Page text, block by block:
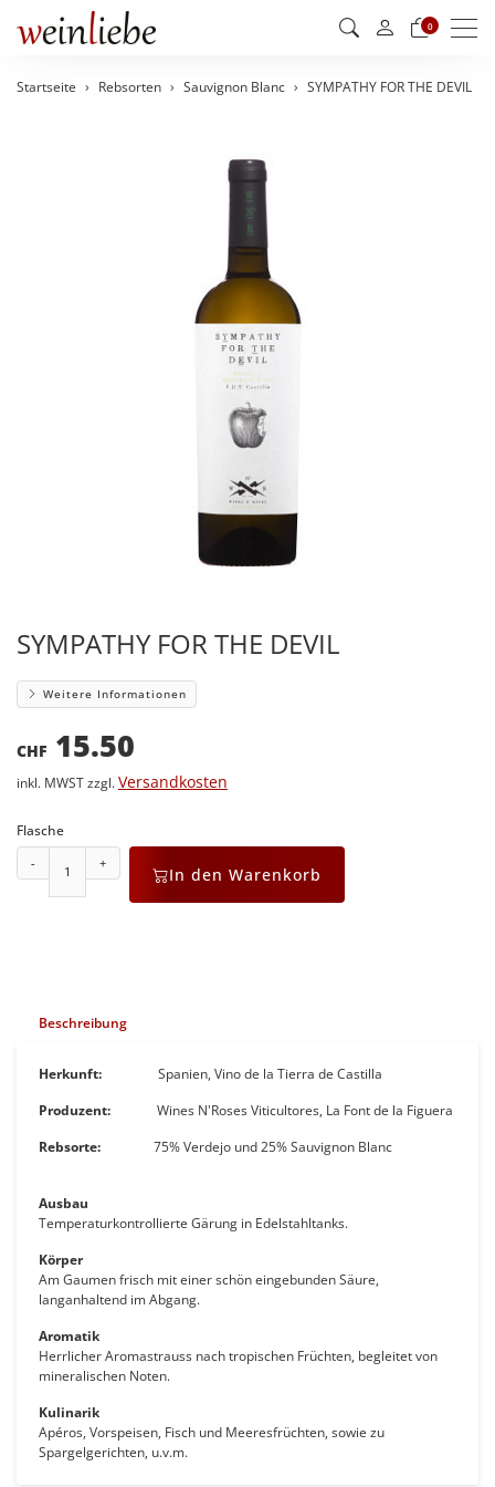
0
Startseite Rebsorten Sauvignon Blanc SYMPATHY FOR THE DEVIL
SYMPATHY FOR THE DEVIL
Weitere Informationen
CHF 15.50
inkl. MWST zzgl.Versandkosten
Flasche
- +
In den Warenkorb
Beschreibung
Herkunft: Spanien, Vino de la Tierra de Castilla
Produzent:
Wines N'Roses Viticultores, La Font de la Figuera
Rebsorte:
75% Verdejo und 25% Sauvignon Blanc
Ausbau
Temperaturkontrollierte Gärung in Edelstahltanks.
Körper
Am Gaumen frisch mit einer schön eingebunden Säure,
langanhaltend im Abgang.
Aromatik
Herrlicher Aromastrauss nach tropischen Früchten, begleitet von
mineralischen Noten.
Kulinarik
Apéros, Vorspeisen, Fisch und Meeresfrüchten, sowie zu
Spargelgerichten, u.v.m.